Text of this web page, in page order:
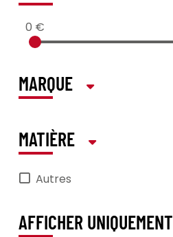
0 €
MARQUE
MATIÈRE
Autres
AFFICHER UNIQUEMENT